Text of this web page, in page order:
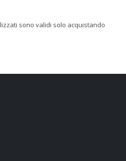
sono validi solo acquistando